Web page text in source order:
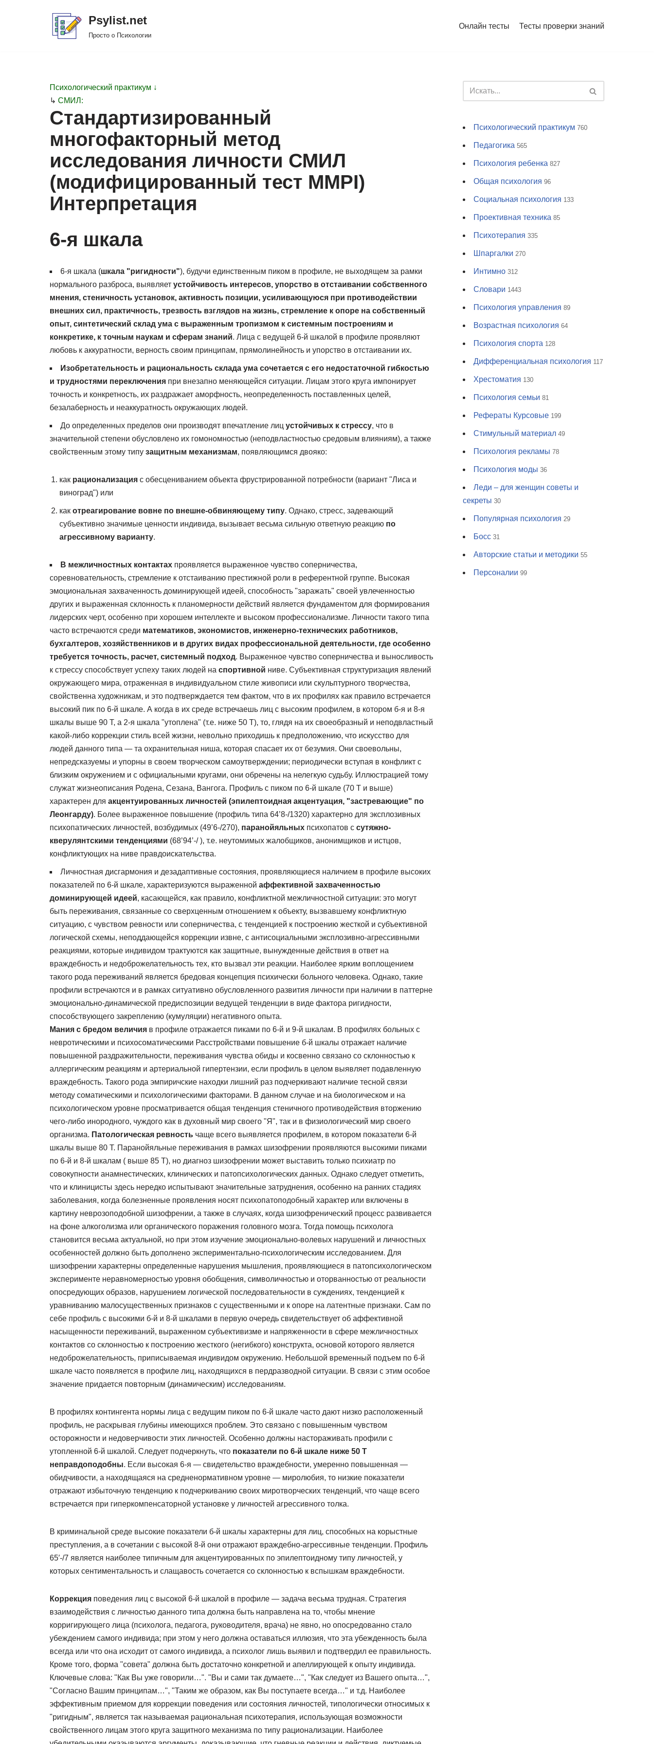
Psylist.net
Просто о Психологии
Онлайн тесты Тесты проверки знаний
Психологический практикум ↓
↳ СМИЛ:
Стандартизированный
многофакторный метод
исследования личности СМИЛ
(модифицированный тест MMPI)
Интерпретация
6-я шкала
6-я шкала (шкала "ригидности"), будучи единственным пиком в профиле, не выходящем за рамки
нормального разброса, выявляет устойчивость интересов, упорство в отстаивании собственного
мнения, стеничность установок, активность позиции, усиливающуюся при противодействии
внешних сил, практичность, трезвость взглядов на жизнь, стремление к опоре на собственный
опыт, синтетический склад ума с выраженным тропизмом к системным построениям и
конкретике, к точным наукам и сферам знаний. Лица с ведущей 6-й шкалой в профиле проявляют
любовь к аккуратности, верность своим принципам, прямолинейность и упорство в отстаивании их.
Изобретательность и рациональность склада ума сочетается с его недостаточной гибкостью
и трудностями переключения при внезапно меняющейся ситуации. Лицам этого круга импонирует
точность и конкретность, их раздражает аморфность, неопределенность поставленных целей,
безалаберность и неаккуратность окружающих людей.
До определенных пределов они производят впечатление лиц устойчивых к стрессу, что в
значительной степени обусловлено их гомономностью (неподвластностью средовым влияниям), а также
свойственным этому типу защитным механизмам, появляющимся двояко:
как рационализация с обесцениванием объекта фрустрированной потребности (вариант "Лиса и
виноград") или
как отреагирование вовне по внешне-обвиняющему типу. Однако, стресс, задевающий
субъективно значимые ценности индивида, вызывает весьма сильную ответную реакцию по
агрессивному варианту.
В межличностных контактах проявляется выраженное чувство соперничества,
соревновательность, стремление к отстаиванию престижной роли в референтной группе. Высокая
эмоциональная захваченность доминирующей идеей, способность "заражать" своей увлеченностью
других и выраженная склонность к планомерности действий является фундаментом для формирования
лидерских черт, особенно при хорошем интеллекте и высоком профессионализме. Личности такого типа
часто встречаются среди математиков, экономистов, инженерно-технических работников,
бухгалтеров, хозяйственников и в других видах профессиональной деятельности, где особенно
требуется точность, расчет, системный подход. Выраженное чувство соперничества и выносливость
к стрессу способствует успеху таких людей на спортивной ниве. Субъективная структуризация явлений
окружающего мира, отраженная в индивидуальном стиле живописи или скульптурного творчества,
свойственна художникам, и это подтверждается тем фактом, что в их профилях как правило встречается
высокий пик по 6-й шкале. А когда в их среде встречаешь лиц с высоким профилем, в котором б-я и 8-я
шкалы выше 90 Т, а 2-я шкала "утоплена" (т.е. ниже 50 Т), то, глядя на их своеобразный и неподвластный
какой-либо коррекции стиль всей жизни, невольно приходишь к предположению, что искусство для
людей данного типа — та охранительная ниша, которая спасает их от безумия. Они своевольны,
непредсказуемы и упорны в своем творческом самоутверждении; периодически вступая в конфликт с
близким окружением и с официальными кругами, они обречены на нелегкую судьбу. Иллюстрацией тому
служат жизнеописания Родена, Сезана, Вангога. Профиль с пиком по 6-й шкале (70 Т и выше)
характерен для акцентуированных личностей (эпилептоидная акцентуация, "застревающие" по
Леонгарду). Более выраженное повышение (профиль типа 64’8-/1320) характерно для эксплозивных
психопатических личностей, возбудимых (49’6-/270), паранойяльных психопатов с сутяжно-
кверулянтскими тенденциями (68’94’-/ ), т.е. неутомимых жалобщиков, анонимщиков и истцов,
конфликтующих на ниве правдоискательства.
Личностная дисгармония и дезадаптивные состояния, проявляющиеся наличием в профиле высоких
показателей по 6-й шкале, характеризуются выраженной аффективной захваченностью
доминирующей идеей, касающейся, как правило, конфликтной межличностной ситуации: это могут
быть переживания, связанные со сверхценным отношением к объекту, вызвавшему конфликтную
ситуацию, с чувством ревности или соперничества, с тенденцией к построению жесткой и субъективной
логической схемы, неподдающейся коррекции извне, с антисоциальными эксплозивно-агрессивными
реакциями, которые индивидом трактуются как защитные, вынужденные действия в ответ на
враждебность и недоброжелательность тех, кто вызвал эти реакции. Наиболее ярким воплощением
такого рода переживаний является бредовая концепция психически больного человека. Однако, такие
профили встречаются и в рамках ситуативно обусловленного развития личности при наличии в паттерне
эмоционально-динамической предиспозиции ведущей тенденции в виде фактора ригидности,
способствующего закреплению (кумуляции) негативного опыта.
Мания с бредом величия в профиле отражается пиками по 6-й и 9-й шкалам. В профилях больных с
невротическими и психосоматическими Расстройствами повышение б-й шкалы отражает наличие
повышенной раздражительности, переживания чувства обиды и косвенно связано со склонностью к
аллергическим реакциям и артериальной гипертензии, если профиль в целом выявляет подавленную
враждебность. Такого рода эмпиричские находки лишний раз подчеркивают наличие тесной связи
методу соматическими и психологическими факторами. В данном случае и на биологическом и на
психологическом уровне просматривается общая тенденция стеничного противодействия вторжению
чего-либо инородного, чуждого как в духовный мир своего "Я", так и в физиологический мир своего
организма. Патологическая ревность чаще всего выявляется профилем, в котором показатели 6-й
шкалы выше 80 Т. Паранойяльные переживания в рамках шизофрении проявляются высокими пиками
по 6-й и 8-й шкалам ( выше 85 Т), но диагноз шизофрении может выставить только психиатр по
совокупности анамнестических, клинических и патопсихологических данных. Однако следует отметить,
что и клиницисты здесь нередко испытывают значительные затруднения, особенно на ранних стадиях
заболевания, когда болезненные проявления носят психопатоподобный характер или включены в
картину неврозоподобной шизофрении, а также в случаях, когда шизофренический процесс развивается
на фоне алкоголизма или органического поражения головного мозга. Тогда помощь психолога
становится весьма актуальной, но при этом изучение эмоционально-волевых нарушений и личностных
особенностей должно быть дополнено экспериментально-психологическим исследованием. Для
шизофрении характерны определенные нарушения мышления, проявляющиеся в патопсихологическом
эксперименте неравномерностью уровня обобщения, символичностью и оторванностью от реальности
опосредующих образов, нарушением логической последовательности в суждениях, тенденцией к
уравниванию малосущественных признаков с существенными и к опоре на латентные признаки. Сам по
себе профиль с высокими б-й и 8-й шкалами в первую очередь свидетельствует об аффективной
насыщенности переживаний, выраженном субъективизме и напряженности в сфере межличностных
контактов со склонностью к построению жесткого (негибкого) конструкта, основой которого является
недоброжелательность, приписываемая индивидом окружению. Небольшой временный подъем по 6-й
шкале часто появляется в профиле лиц, находящихся в пердразводной ситуации. В связи с этим особое
значение придается повторным (динамическим) исследованиям.
В профилях контингента нормы лица с ведущим пиком по 6-й шкале часто дают низко расположенный
профиль, не раскрывая глубины имеющихся проблем. Это связано с повышенным чувством
осторожности и недоверчивости этих личностей. Особенно должны настораживать профили с
утопленной 6-й шкалой. Следует подчеркнуть, что показатели по 6-й шкале ниже 50 Т
неправдоподобны. Если высокая 6-я — свидетельство враждебности, умеренно повышенная —
обидчивости, а находящаяся на средненормативном уровне — миролюбия, то низкие показатели
отражают избыточную тенденцию к подчеркиванию своих миротворческих тенденций, что чаще всего
встречается при гиперкомпенсаторной установке у личностей агрессивного толка.
В криминальной среде высокие показатели б-й шкалы характерны для лиц, способных на корыстные
преступления, а в сочетании с высокой 8-й они отражают враждебно-агрессивные тенденции. Профиль
65′-/7 является наиболее типичным для акцентуированных по эпилептоидному типу личностей, у
которых сентиментальность и слащавость сочетается со склонностью к вспышкам враждебности.
Коррекция поведения лиц с высокой 6-й шкалой в профиле — задача весьма трудная. Стратегия
взаимодействия с личностью данного типа должна быть направлена на то, чтобы мнение
корригирующего лица (психолога, педагога, руководителя, врача) не явно, но опосредованно стало
убеждением самого индивида; при этом у него должна оставаться иллюзия, что эта убежденность была
всегда или что она исходит от самого индивида, а психолог лишь выявил и подтвердил ее правильность.
Кроме того, форма "совета" должна быть достаточно конкретной и апеллирующей к опыту индивида.
Ключевые слова: "Как Вы уже говорили…". "Вы и сами так думаете…", "Как следует из Вашего опыта…",
"Согласно Вашим принципам…", "Таким же образом, как Вы поступаете всегда…" и т.д. Наиболее
эффективным приемом для коррекции поведения или состояния личностей, типологически относимых к
"ригидным", является так называемая рациональная психотерапия, использующая возможности
свойственного лицам этого круга защитного механизма по типу рационализации. Наиболее
Психологический практикум 760
Педагогика 565
Психология ребенка 827
Общая психология 96
Социальная психология 133
Проективная техника 85
Психотерапия 335
Шпаргалки 270
Интимно 312
Словари 1443
Психология управления 89
Возрастная психология 64
Психология спорта 128
Дифференциальная психология 117
Хрестоматия 130
Психология семьи 81
Рефераты Курсовые 199
Стимульный материал 49
Психология рекламы 78
Психология моды 36
Леди – для женщин советы и
секреты 30
Популярная психология 29
Босс 31
Авторские статьи и методики 55
Персоналии 99